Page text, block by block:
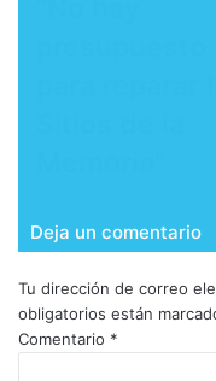
Deja un comentario
Tu dirección de correo
obligatorios están
Comentario *